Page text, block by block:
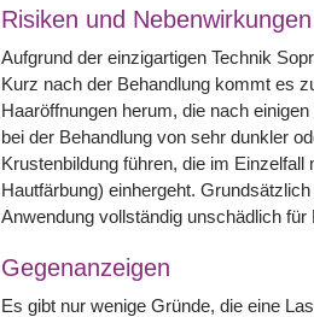
Risiken und Nebenwirkungen
Aufgrund der einzigartigen Technik
Kurz nach der Behandlung kommt es
Haaröffnungen herum, die nach
bei der Behandlung von sehr dunkler
Krustenbildung führen, die im
Hautfärbung) einhergeht.
Anwendung vollständig unschädlich
Gegenanzeigen
Es gibt nur wenige Gründe, die eine